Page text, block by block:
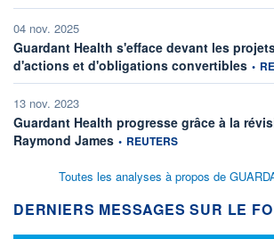
04 nov. 2025
Guardant Health s'efface devant les
d'actions et d'obligations convertibles •
13 nov. 2023
Guardant Health progresse grâce à la
Raymond James information fournie par
• REUTERS
Toutes les analyses à propos de
DERNIERS MESSAGES SUR LE